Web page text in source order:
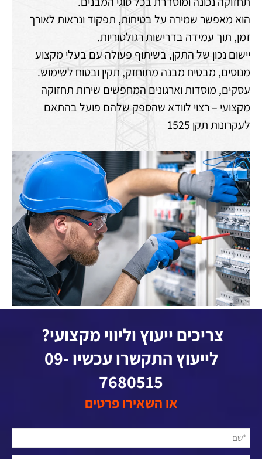
הוא מאפשר שמירה על בטיחות, תפקוד ונראות לאורך
זמן, תוך עמידה בדרישות רגולטוריות.
יישום נכון של התקן, בשיתוף פעולה עם בעלי מקצוע
מנוסים, מבטיח מבנה מתוחזק, תקין ובטוח לשימוש.
עסקים, מוסדות וארגונים המחפשים שירות תחזוקה
מקצועי – רצוי לוודא שהספק שלהם פועל בהתאם
לעקרונות תקן 1525
צריכים ייעוץ וליווי מקצועי?
לייעוץ התקשרו עכשיו 09-
7680515
או השאירו פרטים